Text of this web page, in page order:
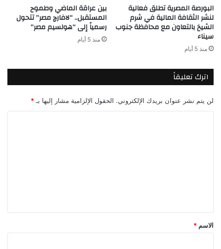
البورصة المصرية تطلق فعالية
لنشر الثقافة المالية في شرم
الشيخ بالتعاون مع محافظة جنوب
سيناء
منذ 5 أيام
بين عراقة الماضي وطموح
المستقبل.. “لافارچ مصر” تتحول
رسمياً إلى “هولسيم مصر”
منذ 5 أيام
اترك تعليقاً
لن يتم نشر عنوان بريدك الإلكتروني. الحقول الإلزامية مشار إليها بـ *
*
الاسم *